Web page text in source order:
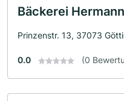
Bäckerei Hermann
Prinzenstr. 13, 37073
0.0 (0